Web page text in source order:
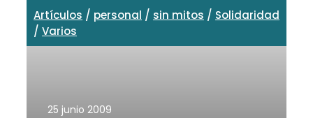
Artículos / personal / sin mitos / Solidaridad
/ Varios
25 junio 2009